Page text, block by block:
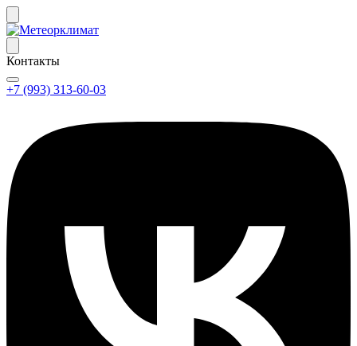
Контакты
+7 (993) 313-60-03